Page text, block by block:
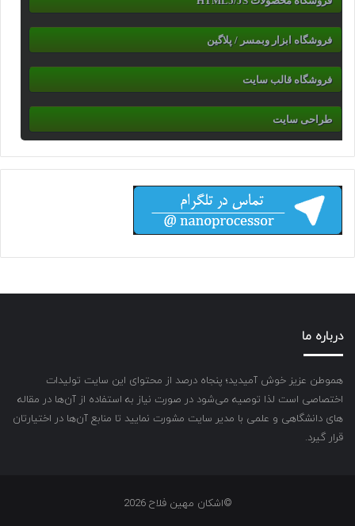
فروشگاه ابزار وبمسر / پلاگین
فروشگاه قالب سایت
طراحی سایت
درباره ما
هموطن عزیز خوش آمیدید؛ پنجاه درصد از محتوای این سایت تولیدات
اختصاصی است لذا توصیه می‌شود در صورت نیاز به استفاده از آن‌ها در مقاله
های دانشگاهی و علمی با مدیر سایت مشورت نمایید تا منابع آن‌ها در اختیارتان
قرار گیرد.
©اشکان مهین فلاح 2026